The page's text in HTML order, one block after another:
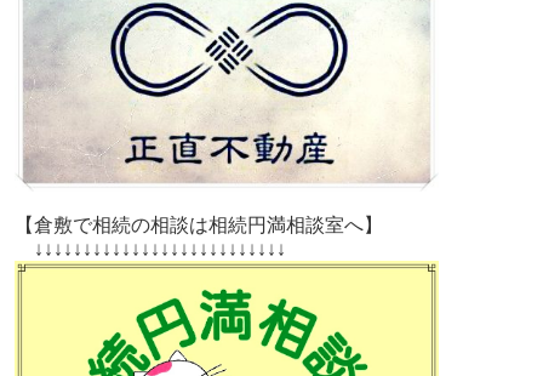
【倉敷で相続の相談は相続円満相談室へ】
↓↓↓↓↓↓↓↓↓↓↓↓↓↓↓↓↓↓↓↓↓↓↓↓↓↓